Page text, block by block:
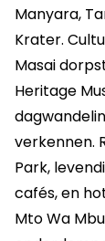
Manyara,
Krater.
Masai
Heritage
verkennen.
Park,
cafés, en
Mto Wa